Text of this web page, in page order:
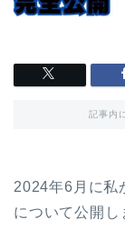
記事内
2024年6月に私
について公開し